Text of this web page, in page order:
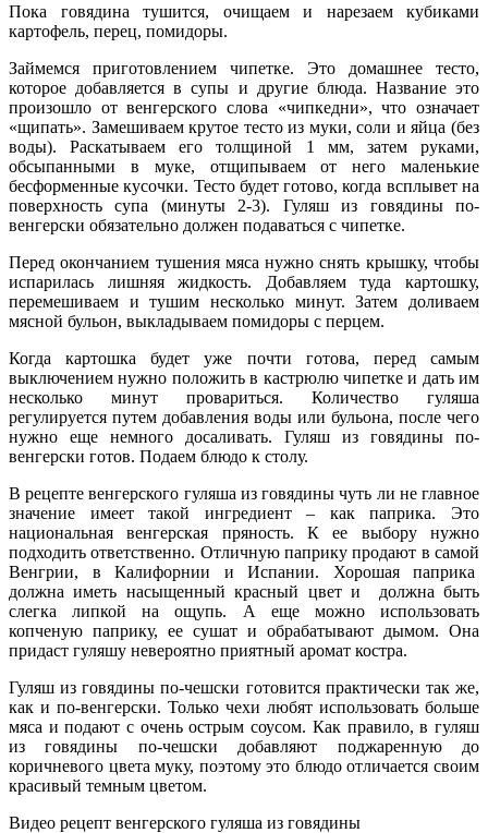
Пока говядина тушится, очищаем и нарезаем кубиками
картофель, перец, помидоры.
Займемся приготовлением чипетке. Это домашнее тесто,
которое добавляется в супы и другие блюда. Название это
произошло от венгерского слова «чипкедни», что означает
«щипать». Замешиваем крутое тесто из муки, соли и яйца (без
воды). Раскатываем его толщиной 1 мм, затем руками,
обсыпанными в муке, отщипываем от него маленькие
бесформенные кусочки. Тесто будет готово, когда всплывет на
поверхность супа (минуты 2-3). Гуляш из говядины по-
венгерски обязательно должен подаваться с чипетке.
Перед окончанием тушения мяса нужно снять крышку, чтобы
испарилась лишняя жидкость. Добавляем туда картошку,
перемешиваем и тушим несколько минут. Затем доливаем
мясной бульон, выкладываем помидоры с перцем.
Когда картошка будет уже почти готова, перед самым
выключением нужно положить в кастрюлю чипетке и дать им
несколько минут провариться. Количество гуляша
регулируется путем добавления воды или бульона, после чего
нужно еще немного досаливать. Гуляш из говядины по-
венгерски готов. Подаем блюдо к столу.
В рецепте венгерского гуляша из говядины чуть ли не главное
значение имеет такой ингредиент – как паприка. Это
национальная венгерская пряность. К ее выбору нужно
подходить ответственно. Отличную паприку продают в самой
Венгрии, в Калифорнии и Испании. Хорошая паприка
должна иметь насыщенный красный цвет и должна быть
слегка липкой на ощупь. А еще можно использовать
копченую паприку, ее сушат и обрабатывают дымом. Она
придаст гуляшу невероятно приятный аромат костра.
Гуляш из говядины по-чешски готовится практически так же,
как и по-венгерски. Только чехи любят использовать больше
мяса и подают с очень острым соусом. Как правило, в гуляш
из говядины по-чешски добавляют поджаренную до
коричневого цвета муку, поэтому это блюдо отличается своим
красивый темным цветом.
Видео рецепт венгерского гуляша из говядины